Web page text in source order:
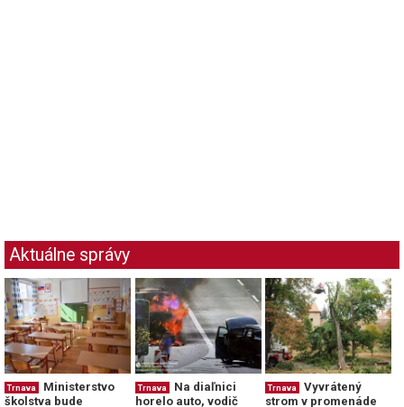
Aktuálne správy
Trnava
Ministerstvo
školstva bude
Trnava
Na diaľnici
horelo auto, vodič
Trnava
Vyvrátený
strom v promenáde